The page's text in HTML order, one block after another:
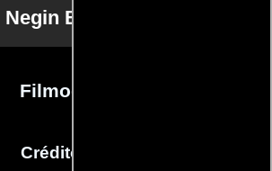
Negin Bairami
Filmografía
Créditos en: